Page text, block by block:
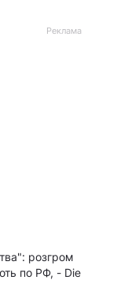
Реклама
розгром
по РФ, - Die